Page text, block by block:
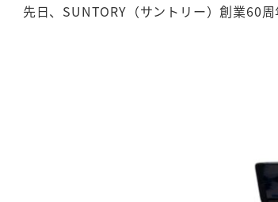
先日、SUNTORY（サントリー）創業60